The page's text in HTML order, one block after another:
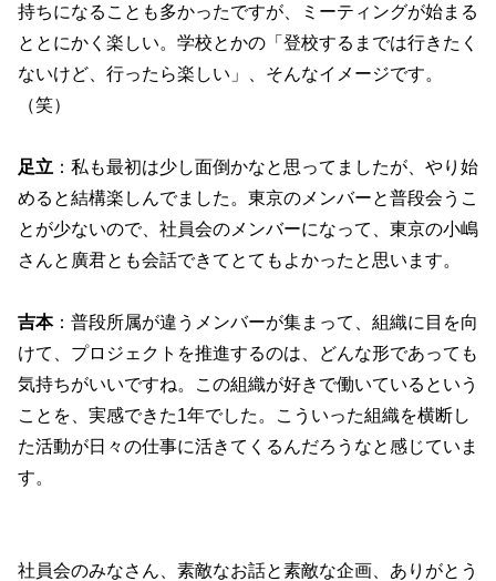
持ちになることも多かったですが、ミーティングが始まる
ととにかく楽しい。学校とかの「登校するまでは行きたく
ないけど、行ったら楽しい」、そんなイメージです。
（笑）
足立 ：私も最初は少し面倒かなと思ってましたが、やり始
めると結構楽しんでました。東京のメンバーと普段会うこ
とが少ないので、社員会のメンバーになって、東京の小嶋
さんと廣君とも会話できてとてもよかったと思います。
吉本：普段所属が違うメンバーが集まって、組織に目を向
けて、プロジェクトを推進するのは、どんな形であっても
気持ちがいいですね。この組織が好きで働いているという
ことを、実感できた1年でした。こういった組織を横断し
た活動が日々の仕事に活きてくるんだろうなと感じていま
す。
社員会のみなさん、素敵なお話と素敵な企画、ありがとう